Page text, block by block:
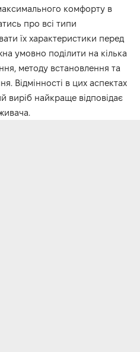
комфорту в
про всі типи
їх характеристики перед
умовно поділити на кілька
методу встановлення та
Відмінності в цих аспектах
виріб найкраще відповідає